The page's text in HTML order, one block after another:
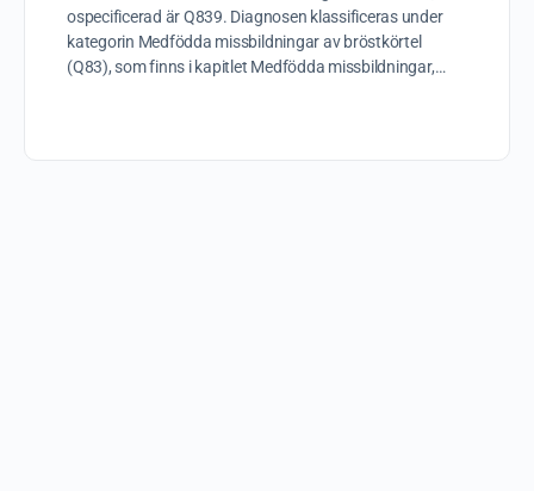
ospecificerad är Q839. Diagnosen klassificeras under
kategorin Medfödda missbildningar av bröstkörtel
(Q83), som finns i kapitlet Medfödda missbildningar,…